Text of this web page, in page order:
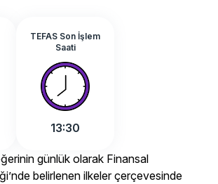
TEFAS Son İşlem
Saati
13:30
günlük olarak Finansal
belirlenen ilkeler çerçevesinde